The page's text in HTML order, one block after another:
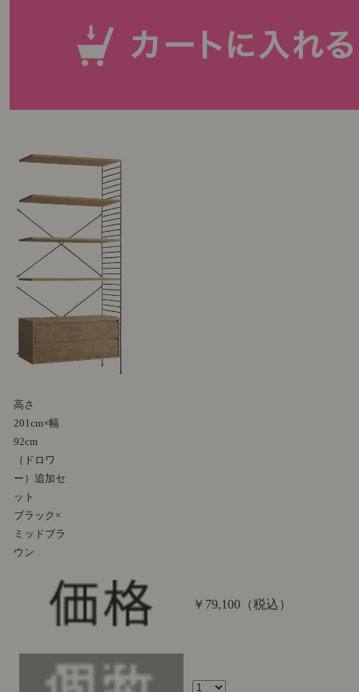
高さ
201cm×幅
92cm
（ドロワ
ー）追加セ
ット
ブラック×
ミッドブラ
ウン
￥79,100 （税込）